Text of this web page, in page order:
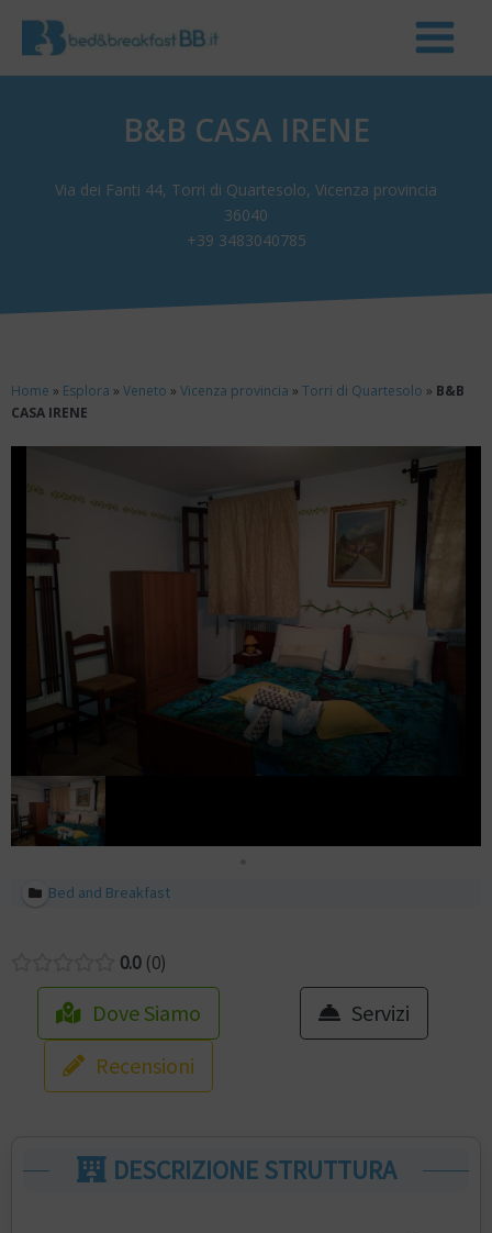
B&B CASA IRENE
Via dei Fanti 44, Torri di Quartesolo, Vicenza provincia
36040
+39 3483040785
Home » Esplora » Veneto » Vicenza provincia » Torri di Quartesolo » B&B
CASA IRENE
Bed and Breakfast
0.0 0
Dove Siamo
Servizi
Recensioni
DESCRIZIONE STRUTTURA